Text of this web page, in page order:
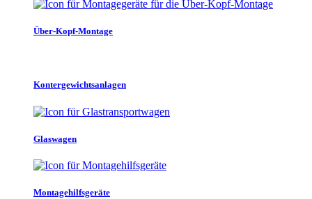
Über-Kopf-Montage
Kontergewichtsanlagen
Glaswagen
Montagehilfsgeräte